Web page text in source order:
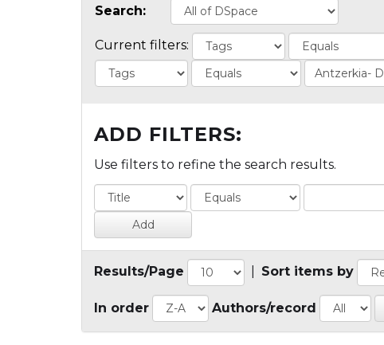
Search:
Current filters:
ADD FILTERS:
Use filters to refine the search results.
Results/Page Sort items by
In order Authors/record